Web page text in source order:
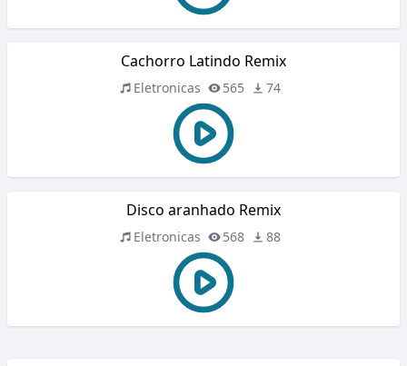
Cachorro Latindo Remix
Eletronicas 565 74
Disco aranhado Remix
Eletronicas 568 88